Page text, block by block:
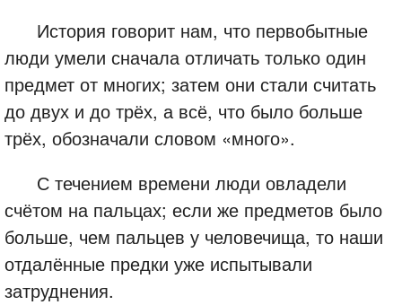
История говорит нам, что первобытные
люди умели сначала отличать только один
предмет от многих; затем они стали считать
до двух и до трёх, а всё, что было больше
трёх, обозначали словом «много».
С течением времени люди овладели
счётом на пальцах; если же предметов было
больше, чем пальцев у человечища, то наши
отдалённые предки уже испытывали
затруднения.